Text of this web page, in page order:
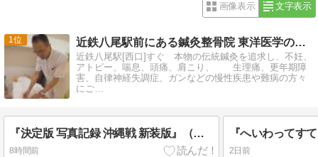
画像表示 文字表示
1 近鉄八尾駅前にある鍼灸整骨院 東洋医学の事なら、いど鍼灸整…
近鉄八尾駅[西口]すぐ 本物の伝統鍼灸を追求し、不妊、
アトピー、喘息、頭痛、肩こり、 生理痛、更年期障
害、自律神経失調症、ガンなどの慢性疾患や難病の方々
にご…
『決定版 写真記録 沖縄戦 新装版』（大田昌秀 編著、高文研）
8時間前 2日前